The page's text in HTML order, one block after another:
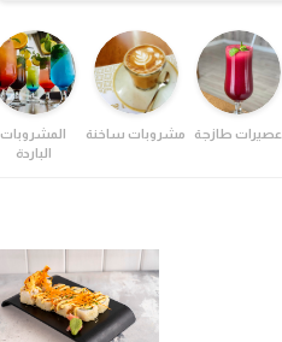
عصيرات طازجة مشروبات ساخنة
المشروبات
الباردة